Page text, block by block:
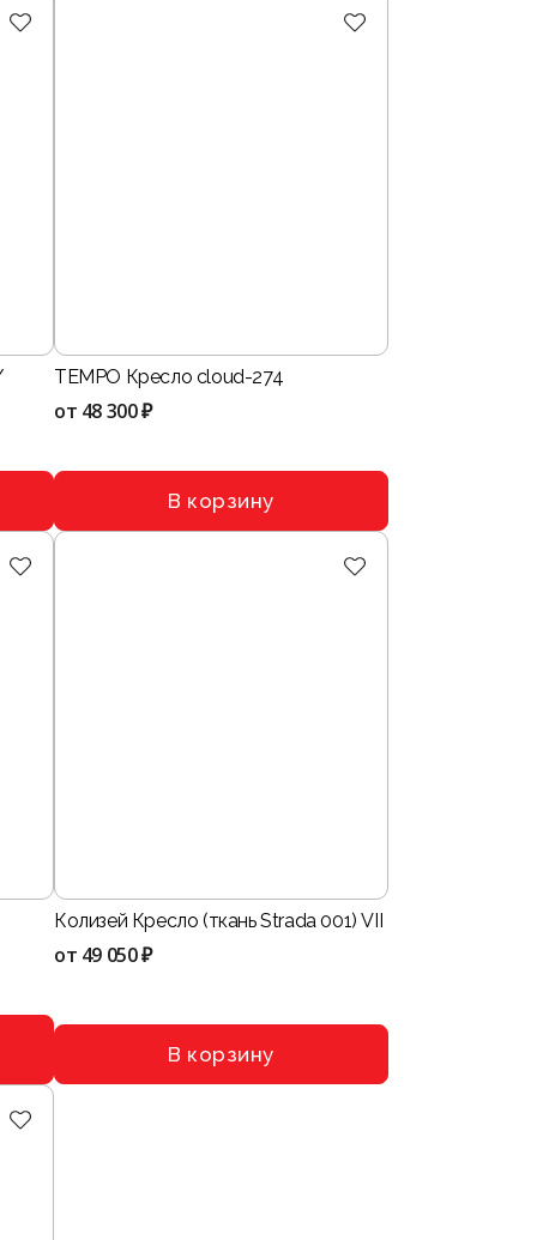
TEMPO Кресло cloud-274
от 48 300 ₽
В корзину
Колизей Кресло (ткань Strada 001) VII
от 49 050 ₽
В корзину